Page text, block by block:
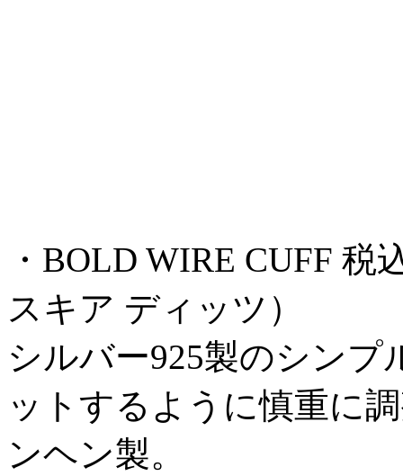
・BOLD WIRE CUFF 税
スキア ディッツ）
シルバー925製のシン
ットするように慎重に
ンヘン製。